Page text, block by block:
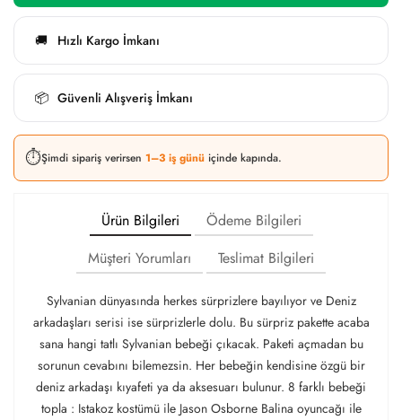
🚚 Hızlı Kargo İmkanı
📦 Güvenli Alışveriş İmkanı
⏱️Şimdi sipariş verirsen 1–3 iş günü içinde kapında.
Ürün Bilgileri
Ödeme Bilgileri
Müşteri Yorumları
Teslimat Bilgileri
Sylvanian dünyasında herkes sürprizlere bayılıyor ve Deniz
arkadaşları serisi ise sürprizlerle dolu. Bu sürpriz pakette acaba
sana hangi tatlı Sylvanian bebeği çıkacak. Paketi açmadan bu
sorunun cevabını bilemezsin. Her bebeğin kendisine özgü bir
deniz arkadaşı kıyafeti ya da aksesuarı bulunur. 8 farklı bebeği
topla : Istakoz kostümü ile Jason Osborne Balina oyuncağı ile